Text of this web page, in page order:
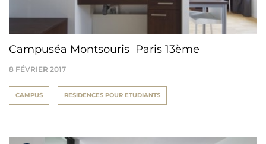
Campuséa Montsouris_Paris 13ème
8 FÉVRIER 2017
CAMPUS RESIDENCES POUR ETUDIANTS